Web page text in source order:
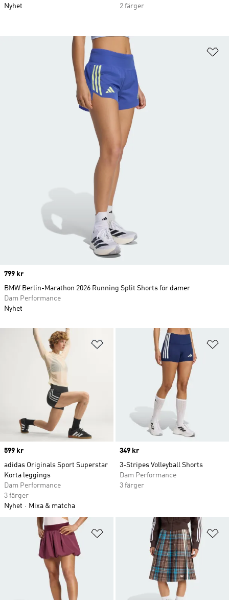
Nyhet
2 färger
Lägg till på önskelistan
Price
599 kr
adidas Originals Sport Superstar
Korta leggings
Dam Performance
3 färger
Nyhet
Mixa & matcha
Price
349 kr
3-Stripes Volleyball Shorts
Dam Performance
3 färger
Lägg till på önskelistan
Price
799 kr
BMW Berlin-Marathon 2026 Running Split Shorts för damer
Dam Performance
Nyhet